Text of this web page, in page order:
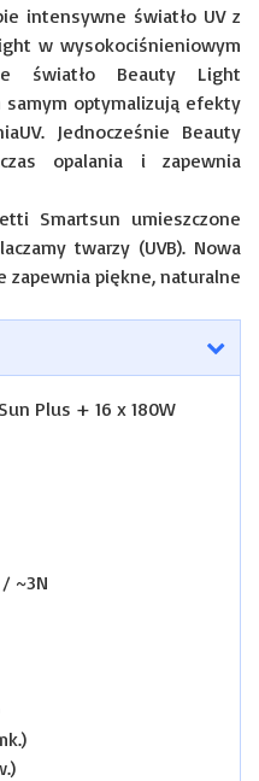
intensywne światło UV z
w wysokociśnieniowym
światło Beauty Light
samym optymalizują efekty
Jednocześnie Beauty
opalania i zapewnia
Smartsun umieszczone
twarzy (UVB). Nowa
zapewnia piękne, naturalne
Plus + 16 x 180W
~3N